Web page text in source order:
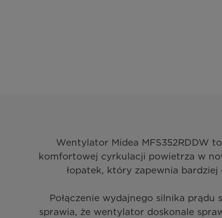
Wentylator Midea MFS352RDDW
komfortowej cyrkulacji powietrza w
łopatek, który zapewnia
Połączenie wydajnego silnika
sprawia, że wentylator doskonale